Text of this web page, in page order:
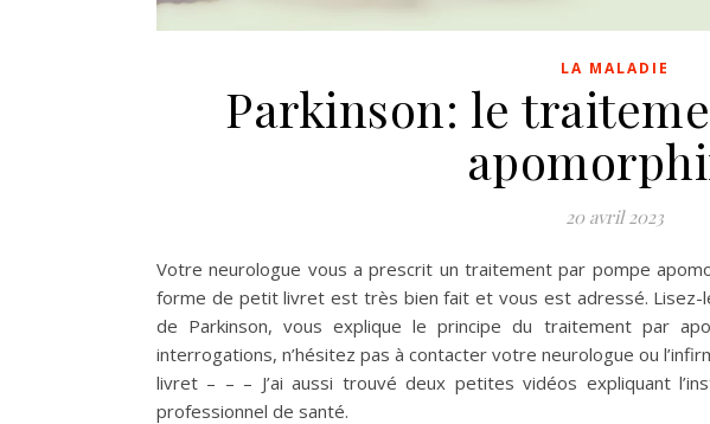
LA MALADIE
Parkinson: le
20 avril 2023
Votre neurologue vous a prescrit un traitement par pompe
forme de petit livret est très bien fait et vous est adressé. Lisez-
de Parkinson, vous explique le principe du traitement par
interrogations, n’hésitez pas à contacter votre neurologue ou
livret – – – J’ai aussi trouvé deux petites vidéos expliquant
professionnel de santé.